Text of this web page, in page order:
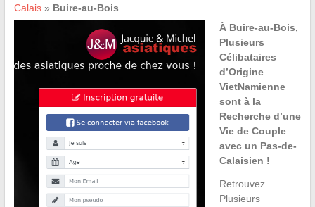
Calais» Buire-au-Bois
À Buire-au-Bois,
Plusieurs
Célibataires
d’Origine
VietNamienne
sont à la
Recherche d’une
Vie de Couple
avec un Pas-de-
Calaisien !
Retrouvez
Plusieurs